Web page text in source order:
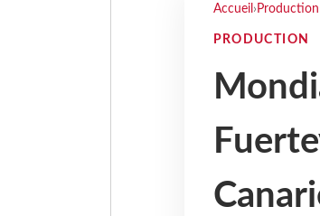
Accueil › Production
PRODUCTION